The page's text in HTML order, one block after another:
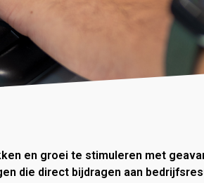
en groei te stimuleren met
die direct bijdragen aan